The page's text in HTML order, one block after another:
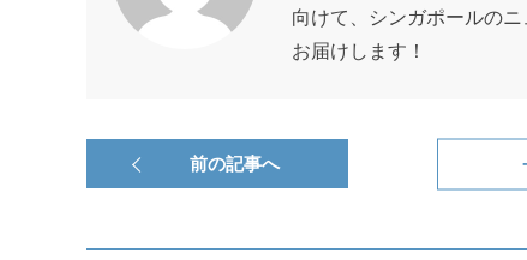
向けて、シンガポールの
お届けします！
前の記事へ